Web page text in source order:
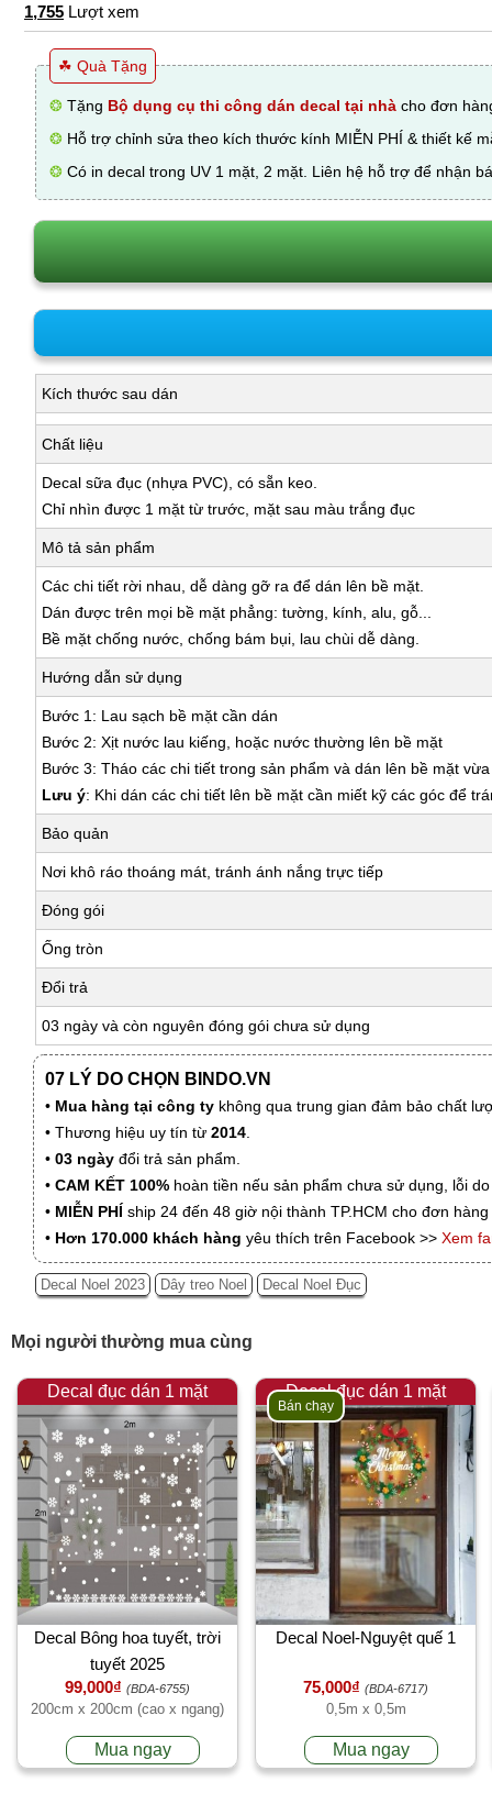
1,755 Lượt xem
☘ Quà Tặng
❂ Tặng Bộ dụng cụ thi công dán decal tại nhà cho đơn
❂ Hỗ trợ chỉnh sửa theo kích thước kính MIỄN PHÍ & thiết kế
❂ Có in decal trong UV 1 mặt, 2 mặt. Liên hệ hỗ trợ để nhận
Kích thước sau dán
Chất liệu
Decal sữa đục (nhựa PVC), có sẵn keo.
Chỉ nhìn được 1 mặt từ trước, mặt sau màu trắng đục
Mô tả sản phẩm
Các chi tiết rời nhau, dễ dàng gỡ ra để dán lên bề mặt.
Dán được trên mọi bề mặt phẳng: tường, kính, alu, gỗ...
Bề mặt chống nước, chống bám bụi, lau chùi dễ dàng.
Hướng dẫn sử dụng
Bước 1: Lau sạch bề mặt cần dán
Bước 2: Xịt nước lau kiếng, hoặc nước thường lên bề mặt
Bước 3: Tháo các chi tiết trong sản phẩm và dán lên bề mặt
Lưu ý: Khi dán các chi tiết lên bề mặt cần miết kỹ các góc để
Bảo quản
Nơi khô ráo thoáng mát, tránh ánh nắng trực tiếp
Đóng gói
Ống tròn
Đổi trả
03 ngày và còn nguyên đóng gói chưa sử dụng
07 LÝ DO CHỌN BINDO.VN
• Mua hàng tại công ty không qua trung gian đảm bảo chất
• Thương hiệu uy tín từ 2014.
• 03 ngày đổi trả sản phẩm.
• CAM KẾT 100% hoàn tiền nếu sản phẩm chưa sử dụng, lỗi
• MIỄN PHÍ ship 24 đến 48 giờ nội thành TP.HCM cho đơn
• Hơn 170.000 khách hàng yêu thích trên Facebook >> Xem
Decal Noel 2023 Dây treo Noel Decal Noel Đục
Mọi người thường mua cùng
Decal đục dán 1 mặt
Decal Bông hoa tuyết, trời
tuyết 2025
99,000₫ (BDA-6755)
200cm x 200cm (cao x ngang)
Mua ngay
Decal đục dán 1 mặt
Bán chạy
Decal Noel-Nguyệt quế 1
75,000₫ (BDA-6717)
0,5m x 0,5m
Mua ngay